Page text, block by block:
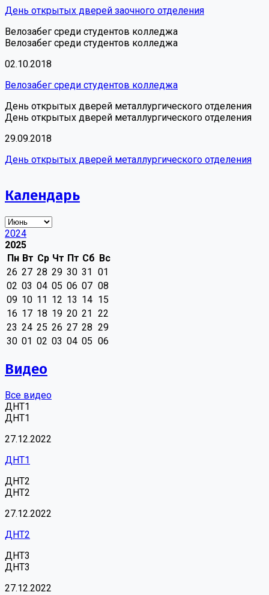
День открытых дверей заочного отделения
Велозабег среди студентов колледжа
Велозабег среди студентов колледжа
02.10.2018
Велозабег среди студентов колледжа
День открытых дверей металлургического отделения
День открытых дверей металлургического отделения
29.09.2018
День открытых дверей металлургического отделения
Календарь
2024
2025
Пн Вт Ср Чт Пт Сб Вс
26 27 28 29 30 31
01
02 03 04 05 06 07 08
09 10 11 12 13 14 15
16 17 18 19 20 21
22
23 24 25 26 27 28 29
30 01 02 03 04 05 06
Видео
Все видео
ДНТ1
ДНТ1
27.12.2022
ДНТ1
ДНТ2
ДНТ2
27.12.2022
ДНТ2
ДНТ3
ДНТ3
27.12.2022